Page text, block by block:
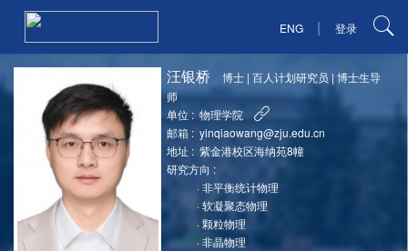
ENG | 登录
汪银桥 博士 |百人计划研究员 |博士生导
师
单位 : 物理学院
邮箱 : yinqiaowang@zju.edu.cn
地址 : 紫金港校区海纳苑8幢
研究方向 :
·非平衡统计物理
·软凝聚态物理
·颗粒物理
·非晶物理